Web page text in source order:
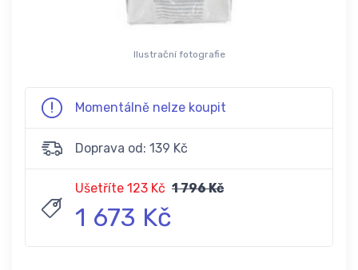
Ilustrační fotografie
Momentálně nelze koupit
Doprava od: 139 Kč
Ušetříte 123 Kč 1 796 Kč
1 673 Kč